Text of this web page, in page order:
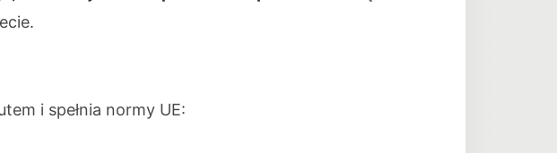
i spełnia normy UE: